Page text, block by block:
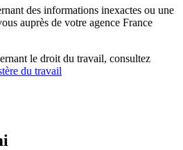
des informations inexactes ou une
auprès de votre agence France
le droit du travail, consultez
du travail